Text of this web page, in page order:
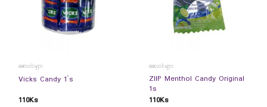
ဆေးဝါးများ
Vicks Candy 1`s
110Ks
ဆေးဝါးများ
ZIIP Menthol Candy Original
1s
110Ks